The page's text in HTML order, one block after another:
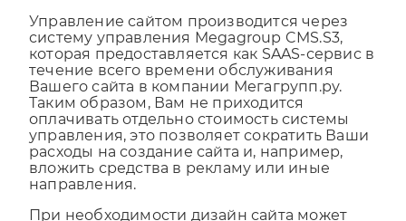
Управление сайтом производится через
систему управления Megagroup CMS.S3,
которая предоставляется как SAAS-сервис в
течение всего времени обслуживания
Вашего сайта в компании Мегагрупп.ру.
Таким образом, Вам не приходится
оплачивать отдельно стоимость системы
управления, это позволяет сократить Ваши
расходы на создание сайта и, например,
вложить средства в рекламу или иные